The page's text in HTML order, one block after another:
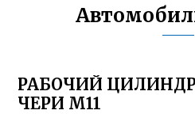
РАБОЧИЙ
ЧЕРИ М11